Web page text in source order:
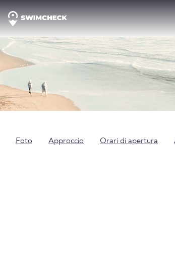
Foto Approccio Orari di apertura